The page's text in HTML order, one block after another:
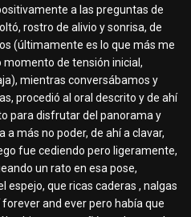
a las preguntas de
rostro de alivio y sonrisa, de
(últimamente es lo que más me
de tensión inicial,
mientras conversábamos y
procedió al oral descrito y de ahí
para disfrutar del panorama y
más no poder, de ahí a clavar,
fue cediendo pero ligeramente,
un rato en esa pose,
espejo, que ricas caderas , nalgas
and ever pero había que